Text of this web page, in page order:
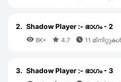
2. Shadow Player :- ഭാഗം - 2
 8K+  4.7  11
3. Shadow Player :- ഭാഗം - 3